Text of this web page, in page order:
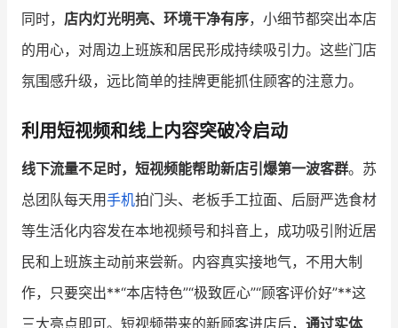
有赞云 数据通服务
同时， 店内灯光明亮、环境干净有序，小细节都突出本店
的用心，对周边上班族和居民形成持续吸引力。这些门店
氛围感升级，远比简单的挂牌更能抓住顾客的注意力。
利用短视频和线上内容突破冷启动
线下流量不足时，短视频能帮助新店引爆第一波客群。苏
总团队每天用手机拍门头、老板手工拉面、后厨严选食材
等生活化内容发在本地视频号和抖音上，成功吸引附近居
民和上班族主动前来尝新。内容真实接地气，不用大制
作，只要突出**“本店特色”“极致匠心”“顾客评价好”**这
三大亮点即可。短视频带来的新顾客进店后， 通过实体